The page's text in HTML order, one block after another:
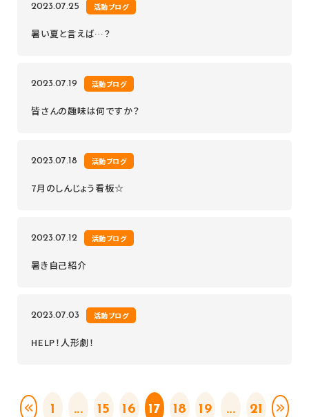
2023.07.25 活動ブログ
暑い夏と言えば…？
2023.07.19 活動ブログ
皆さんの趣味は何ですか？
2023.07.18 活動ブログ
7月のしんじょう看板☆
2023.07.12 活動ブログ
暑き自己紹介
2023.07.03 活動ブログ
HELP！人形劇！
1 ... 15 16 17 18 19 ... 21